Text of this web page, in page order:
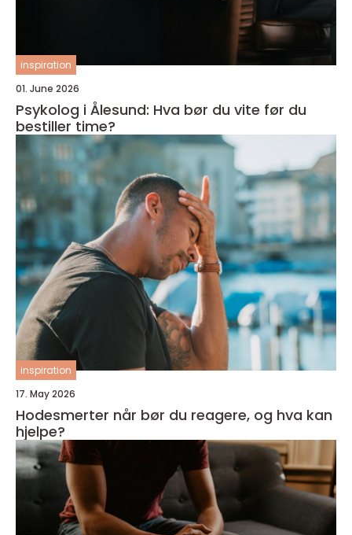
inspiration
01. June 2026
Psykolog i Ålesund: Hva bør du vite før du
bestiller time?
inspiration
17. May 2026
Hodesmerter når bør du reagere, og hva kan
hjelpe?